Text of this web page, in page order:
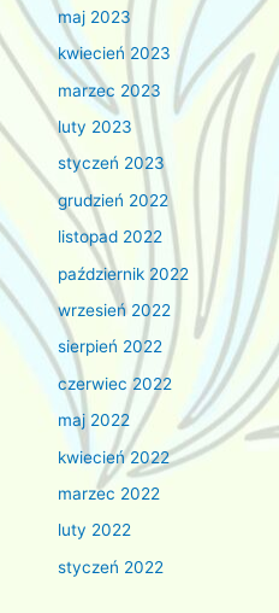
maj 2023
kwiecień 2023
marzec 2023
luty 2023
styczeń 2023
grudzień 2022
listopad 2022
październik 2022
wrzesień 2022
sierpień 2022
czerwiec 2022
maj 2022
kwiecień 2022
marzec 2022
luty 2022
styczeń 2022